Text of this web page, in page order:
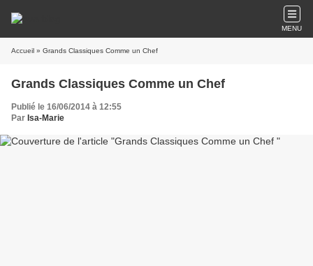
MENU
Accueil » Grands Classiques Comme un Chef
Grands Classiques Comme un Chef
Publié le 16/06/2014 à 12:55
Par Isa-Marie